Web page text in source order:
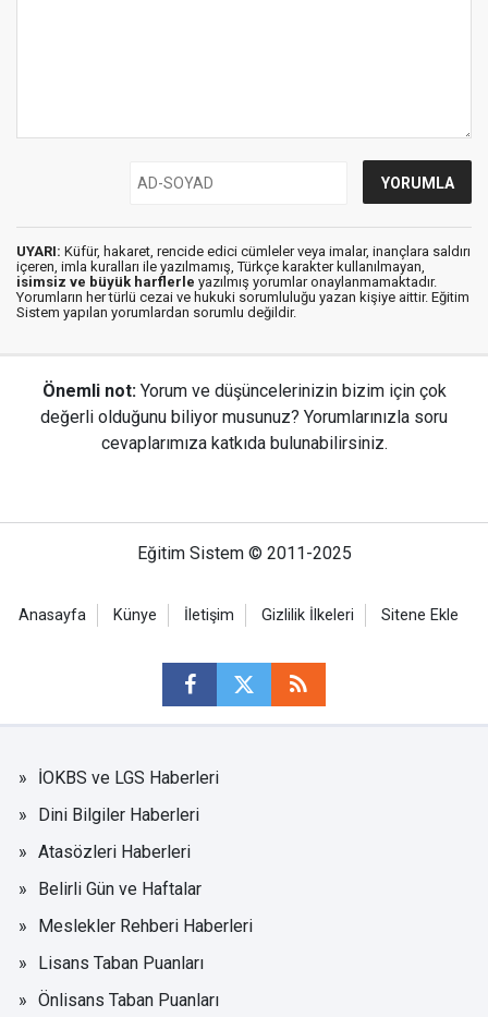
UYARI: Küfür, hakaret, rencide edici cümleler veya imalar, inançlara saldırı
içeren, imla kuralları ile yazılmamış, Türkçe karakter kullanılmayan,
isimsiz ve büyük harflerle yazılmış yorumlar onaylanmamaktadır.
Yorumların her türlü cezai ve hukuki sorumluluğu yazan kişiye aittir. Eğitim
Sistem yapılan yorumlardan sorumlu değildir.
Önemli not: Yorum ve düşüncelerinizin bizim için çok
değerli olduğunu biliyor musunuz? Yorumlarınızla soru
cevaplarımıza katkıda bulunabilirsiniz.
Eğitim Sistem © 2011-2025
Anasayfa Künye İletişim Gizlilik İlkeleri Sitene Ekle
İOKBS ve LGS Haberleri
Dini Bilgiler Haberleri
Atasözleri Haberleri
Belirli Gün ve Haftalar
Meslekler Rehberi Haberleri
Lisans Taban Puanları
Önlisans Taban Puanları